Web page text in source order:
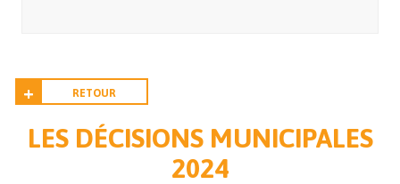
RETOUR
LES DÉCISIONS MUNICIPALES
2024